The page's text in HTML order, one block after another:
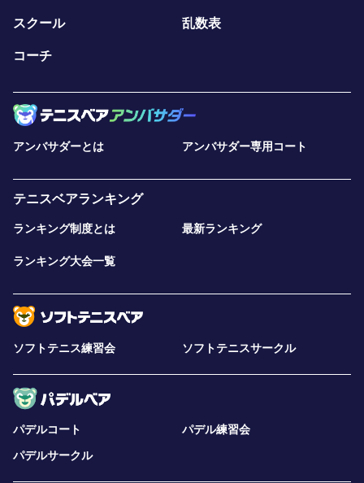
スクール 乱数表
コーチ
アンバサダーとは アンバサダー専用コート
テニスベアランキング
ランキング制度とは 最新ランキング
ランキング大会一覧
ソフトテニス練習会 ソフトテニスサークル
パデルコート
パデル練習会
パデルサークル